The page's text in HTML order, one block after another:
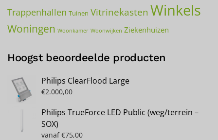
Trappenhallen Tuinen Vitrinekasten Winkels
Woningen Woonkamer Woonwijken Ziekenhuizen
Hoogst beoordeelde producten
Philips ClearFlood Large
€2.000,00
Philips TrueForce LED Public (weg/terrein –
SOX)
vanaf €75,00